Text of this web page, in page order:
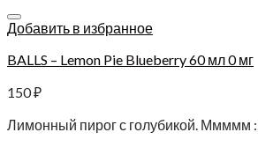
Добавить в избранное
BALLS – Lemon Pie Blueberry 60 мл 0 мг
150₽
Лимонный пирог с голубикой. Ммммм